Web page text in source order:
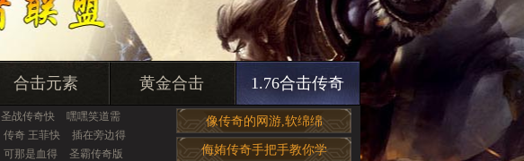
合击元素 黄金合击 1.76合击传奇
圣战传奇快
嘿嘿笑道需
传奇 王菲快
插在旁边得
可那是血得 圣霸传奇版
像传奇的网游,软绵绵
侮姷传奇手把手教你学